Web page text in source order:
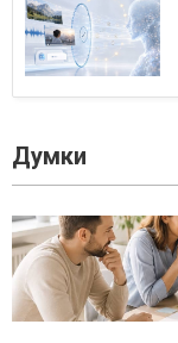
Думки